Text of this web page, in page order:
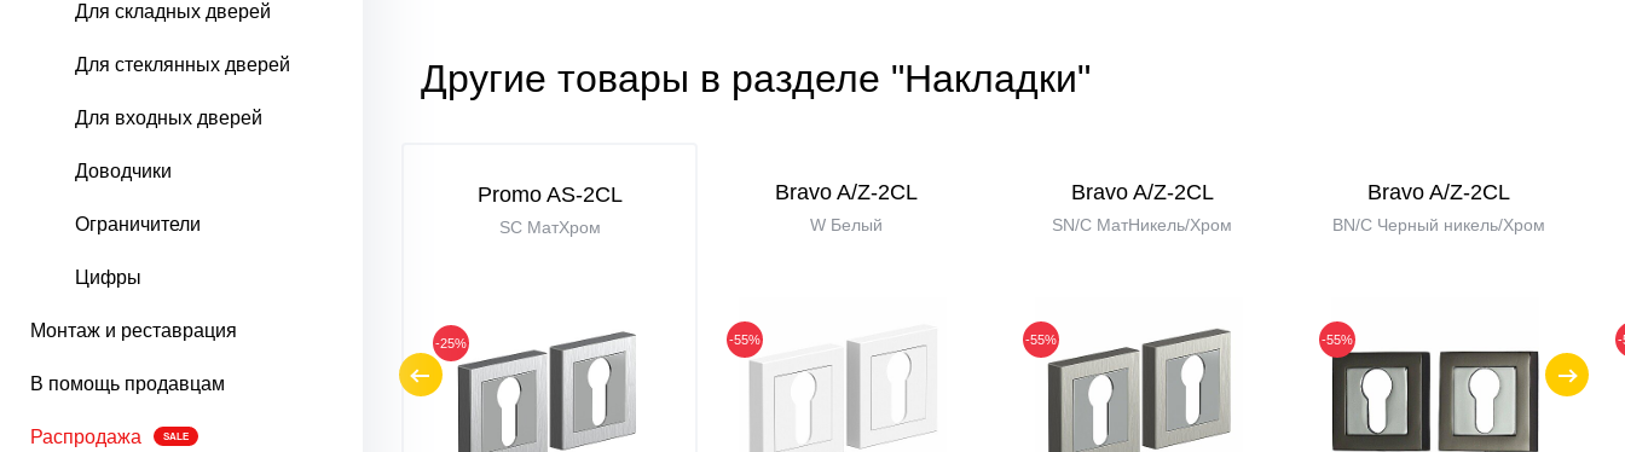
Для складных дверей
Для стеклянных дверей
Для входных дверей
Доводчики
Ограничители
Цифры
Монтаж и реставрация
В помощь продавцам
Распродажа SALE
Другие товары в разделе "Накладки"
-55%
Promo AS-2CL
SC МатХром
-25%
Bravo A/Z-2CL
W Белый
-55%
Bravo A/Z-2CL
SN/C МатНикель/Хром
-55%
Bravo A/Z-2CL
BN/C Черный никель/Хром
-55% -